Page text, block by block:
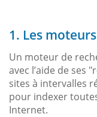
1. Les
Un moteur de
avec l’aide de ses
sites à intervalles
pour indexer
Internet.